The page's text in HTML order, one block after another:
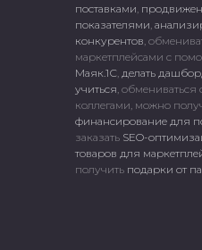
поставками
показателями
конкурентов ,
маркетплейсами c
Маяк.1С делать
учиться ,
коллегами, можно
финансирование для
заказать SEO-
товаров для
получить подарки от